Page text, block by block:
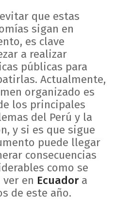
que estas
sigan en
es clave
a realizar
públicas para
Actualmente,
organizado es
los principales
del Perú y la
y si es que sigue
puede llegar
consecuencias
como se
ver en Ecuadora
de este año.